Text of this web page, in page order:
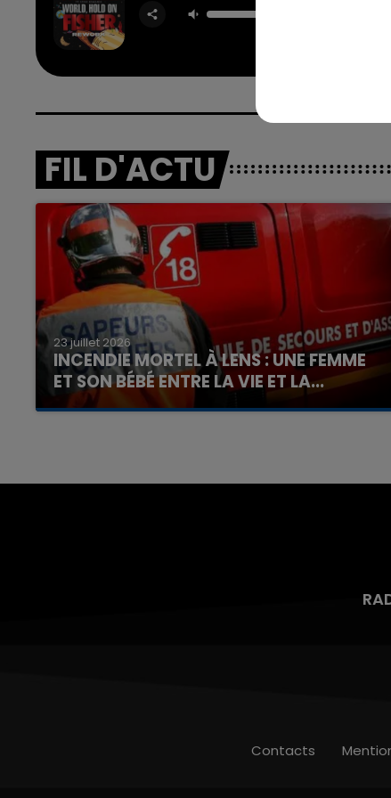
FIL D'ACTU
23 juillet 2026
INCENDIE MORTEL À LENS : UNE FEMME
ET SON BÉBÉ ENTRE LA VIE ET LA...
Un homme s'est immolé par le feu après avoir
Contacts